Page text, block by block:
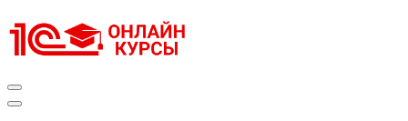
к
содержимому